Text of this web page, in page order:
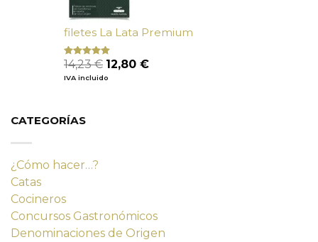
filetes La Lata Premium
Valorado
con
de 5
14,23€ El
precio
12,80 €El
IVA incluido
CATEGORÍAS
¿Cómo hacer…?
Catas
Cocineros
Concursos Gastronómicos
Denominaciones de Origen